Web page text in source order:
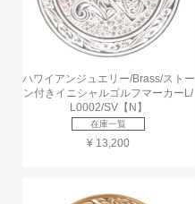
ハワイアンジュエリー/Brass/ストー
ン付きイニシャルゴルフマーカーL/
L0002/SV【N】
在庫一覧
¥ 13,200